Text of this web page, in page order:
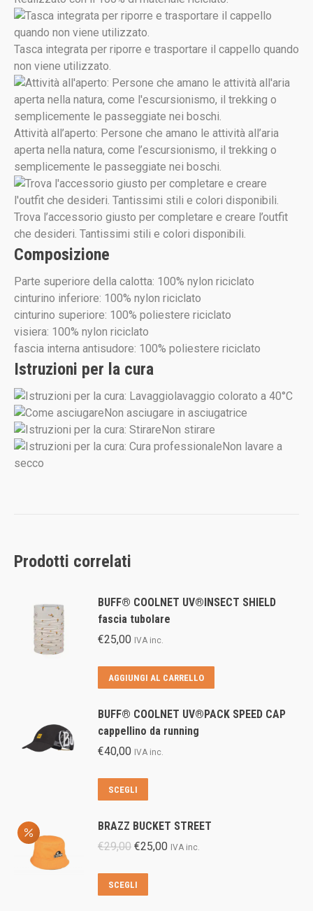
Tasca integrata per riporre e trasportare il cappello quando
non viene utilizzato.
Attività all’aperto: Persone che amano le attività all’aria
aperta nella natura, come l’escursionismo, il trekking o
semplicemente le passeggiate nei boschi.
Trova l’accessorio giusto per completare e creare l’outfit
che desideri. Tantissimi stili e colori disponibili.
Composizione
Parte superiore della calotta: 100% nylon riciclato
cinturino inferiore: 100% nylon riciclato
cinturino superiore: 100% poliestere riciclato
visiera: 100% nylon riciclato
fascia interna antisudore: 100% poliestere riciclato
Istruzioni per la cura
lavaggio colorato a 40°C
Non asciugare in asciugatrice
Non stirare
Non lavare a
secco
Prodotti correlati
BUFF® COOLNET UV®INSECT SHIELD
fascia tubolare
€25,00 IVA inc.
AGGIUNGI AL CARRELLO
BUFF® COOLNET UV®PACK SPEED CAP
cappellino da running
€40,00 IVA inc.
SCEGLI
prodotto
ha
varianti.
BRAZZ BUCKET STREET
€29,00 Il
originale
era:
€25,00 IlIVA inc.
SCEGLI
prodotto